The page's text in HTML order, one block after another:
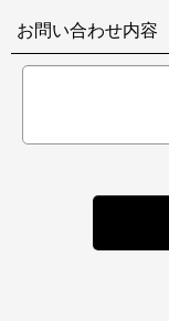
お問い合わせ内容